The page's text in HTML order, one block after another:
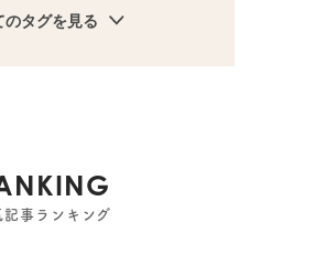
のタグを見る
記事ランキング